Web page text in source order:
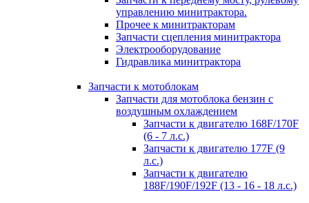
управлению минитрактора.
Прочее к минитракторам
Запчасти сцепления минитрактора
Электрооборудование
Гидравлика минитрактора
Запчасти к мотоблокам
Запчасти для мотоблока бензин с
воздушным охлаждением
Запчасти к двигателю 168F/170F
(6 - 7 л.с.)
Запчасти к двигателю 177F (9
л.с.)
Запчасти к двигателю
188F/190F/192F (13 - 16 - 18 л.с.)